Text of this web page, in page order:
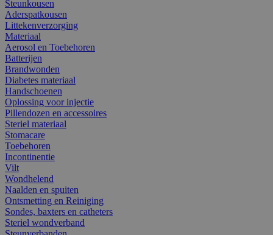
Steunkousen
Aderspatkousen
Littekenverzorging
Materiaal
Aerosol en Toebehoren
Batterijen
Brandwonden
Diabetes materiaal
Handschoenen
Oplossing voor injectie
Pillendozen en accessoires
Steriel materiaal
Stomacare
Toebehoren
Incontinentie
Vilt
Wondhelend
Naalden en spuiten
Ontsmetting en Reiniging
Sondes, baxters en catheters
Steriel wondverband